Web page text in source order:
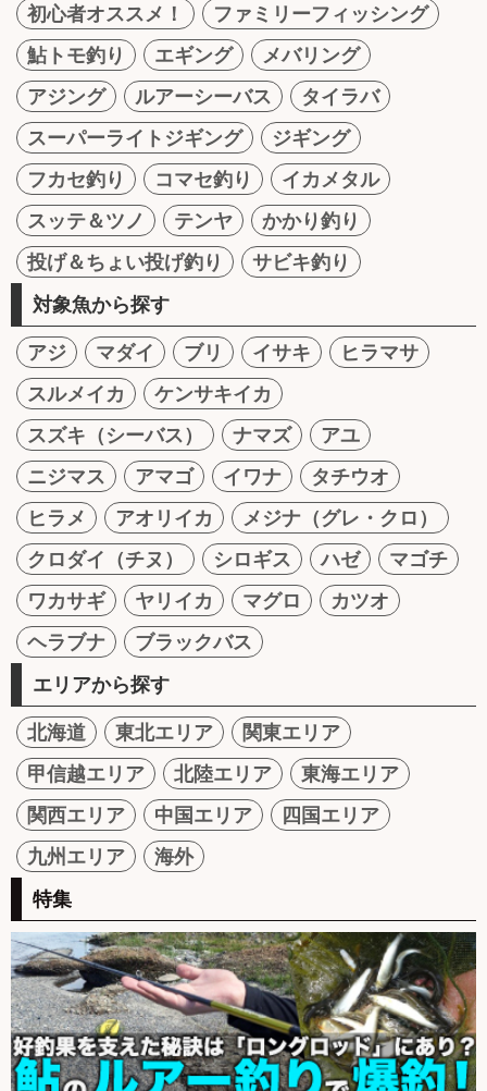
初心者オススメ！
ファミリーフィッシング
鮎トモ釣り
エギング
メバリング
アジング
ルアーシーバス
タイラバ
スーパーライトジギング
ジギング
フカセ釣り
コマセ釣り
イカメタル
スッテ＆ツノ
テンヤ
かかり釣り
投げ＆ちょい投げ釣り
サビキ釣り
対象魚から探す
アジ マダイ ブリ イサキ
ヒラマサ
スルメイカ
ケンサキイカ
スズキ（シーバス）
ナマズ
アユ
ニジマス
アマゴ イワナ
タチウオ
ヒラメ
アオリイカ
メジナ（グレ・クロ）
クロダイ（チヌ）
シロギス ハゼ
マゴチ
ワカサギ
ヤリイカ マグロ
カツオ
ヘラブナ
ブラックバス
エリアから探す
北海道 東北エリア
関東エリア
甲信越エリア
北陸エリア
東海エリア
関西エリア
中国エリア
四国エリア
九州エリア
海外
特集